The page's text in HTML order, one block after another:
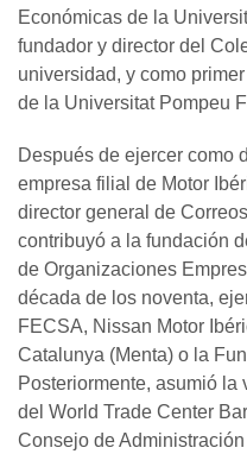
Económicas de la
fundador y director del
universidad, y como
de la Universitat Pompeu
Después de ejercer como
empresa filial de Motor
director general de
contribuyó a la fundación
de Organizaciones
década de los noventa,
FECSA, Nissan Motor
Catalunya (Menta) o la
Posteriormente, asumió
del World Trade Center
Consejo de